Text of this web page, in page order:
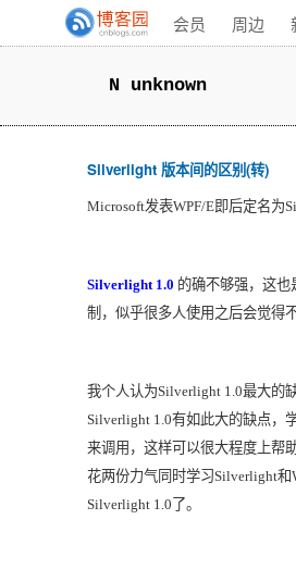
会员 周边
N unknown
Silverlight 版本间的区别(转)
Microsoft发表WPF/E即后定名为
Silverlight 1.0 的确不够强，这也
制，似乎很多人使用之后会觉得
我个人认为Silverlight 1.0最大的
Silverlight 1.0有如此大的缺点，
来调用，这样可以很大程度上帮
花两份力气同时学习Silverlight和
Silverlight 1.0了。